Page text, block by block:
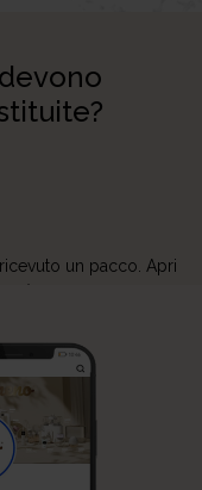
un pacco. Apri
Assolutamente
questo […]